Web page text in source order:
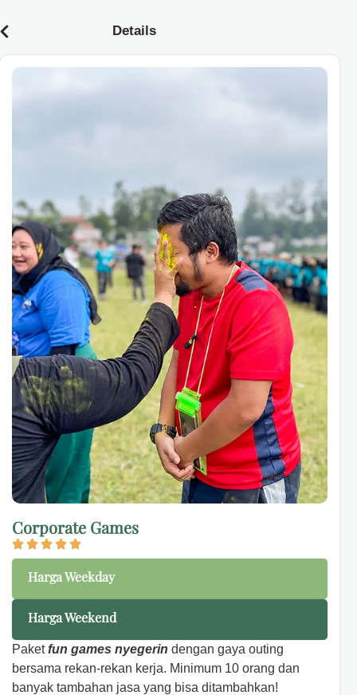
Details
Corporate Games
Harga Weekday
Harga Weekend
Paketfun games nyegerin dengan gaya outing
bersama rekan-rekan kerja. Minimum 10 orang dan
banyak tambahan jasa yang bisa ditambahkan!